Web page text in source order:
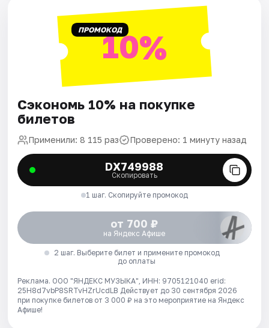
ПРОМОКОД10%
Сэкономь 10% на покупке
билетов
Применили: 8 115 раз Проверено: 1 минуту назад
DX749988
Скопировать
1 шаг. Скопируйте промокод
от 700 ₽
на Яндекс Афише
2 шаг. Выберите билет и примените промокод
до оплаты
Реклама. ООО "ЯНДЕКС МУЗЫКА", ИНН: 9705121040 erid:
25H8d7vbP8SRTvHZrUcdLB Действует до 30 сентября 2026
при покупке билетов от 3 000 ₽ на это мероприятие на Яндекс
Афише!